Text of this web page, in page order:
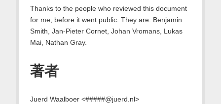
Thanks to the people who reviewed this document
for me, before it went public. They are: Benjamin
Smith, Jan-Pieter Cornet, Johan Vromans, Lukas
Mai, Nathan Gray.
著者
Juerd Waalboer <#####@juerd.nl>